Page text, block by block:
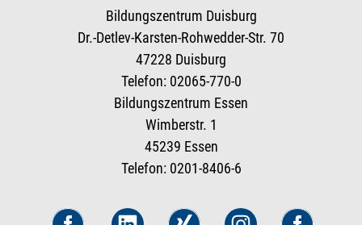
Bildungszentrum Duisburg
Dr.-Detlev-Karsten-Rohwedder-Str. 70
47228 Duisburg
Telefon: 02065-770-0
Bildungszentrum Essen
Wimberstr. 1
45239 Essen
Telefon: 0201-8406-6